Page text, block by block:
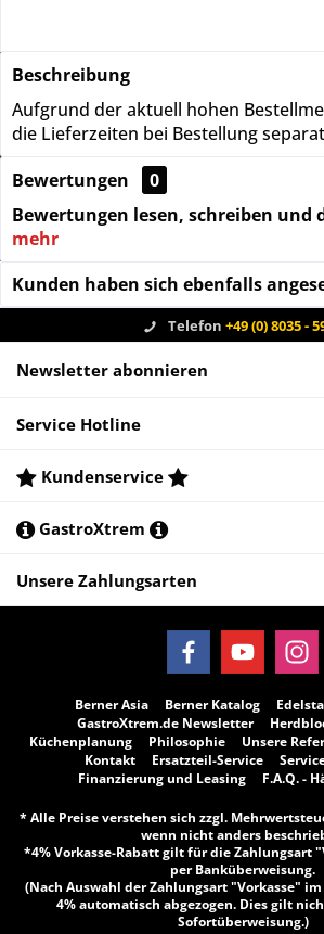
Beschreibung
Aufgrund der aktuell hohen
die Lieferzeiten bei Bestellung
Bewertungen
0
Bewertungen lesen, schreiben und
mehr
Kunden haben sich ebenfalls
Telefon +49 (0) 8035 -
Newsletter abonnieren
Service Hotline
Kundenservice
GastroXtrem
Unsere Zahlungsarten
Berner Asia Berner Katalog
GastroXtrem.de Newsletter
Küchenplanung
Philosophie Unsere
Kontakt
Ersatzteil-Service
Finanzierung und Leasing
F.A.Q. -
* Alle Preise verstehen sich zzgl.
wenn nicht anders
*4% Vorkasse-Rabatt gilt für die Zahlungsart
per Banküberweisung.
(Nach Auswahl der Zahlungsart "Vorkasse"
4% automatisch abgezogen. Dies gilt
Sofortüberweisung.)